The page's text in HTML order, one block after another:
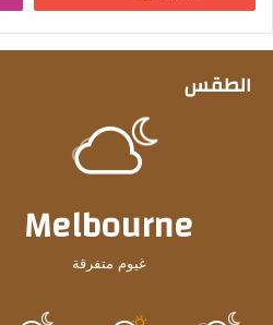
الطقس
Melbourne
غيوم متفرقة